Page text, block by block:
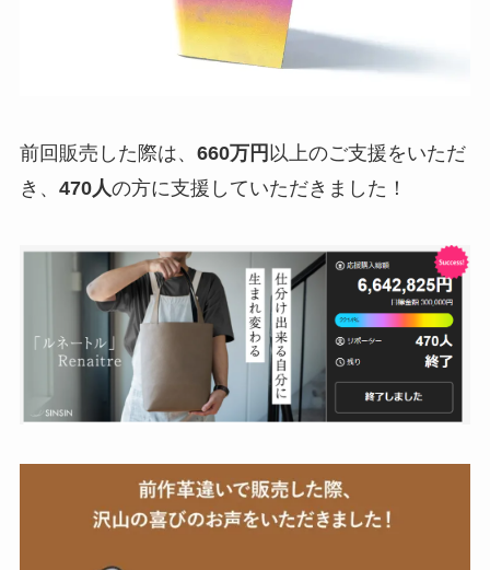
前回販売した際は、 660万円 以上のご支援をいただ
き、 470人の方に支援していただきました！